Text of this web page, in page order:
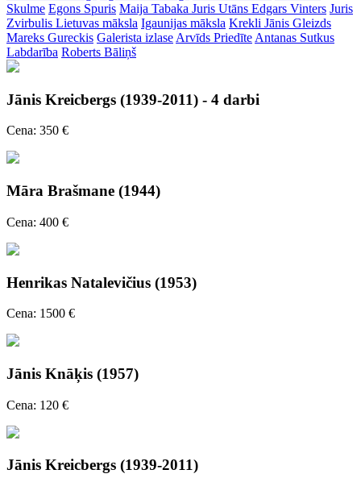
Skulme Egons Spuris Maija Tabaka Juris Utāns Edgars Vinters Juris
Zvirbulis Lietuvas māksla Igaunijas māksla Krekli Jānis Gleizds
Mareks Gureckis Galerista izlase Arvīds Priedīte Antanas Sutkus
Labdarība Roberts Bāliņš
Jānis Kreicbergs (1939-2011) - 4 darbi
Cena: 350 €
Māra Brašmane (1944)
Cena: 400 €
Henrikas Natalevičius (1953)
Cena: 1500 €
Jānis Knāķis (1957)
Cena: 120 €
Jānis Kreicbergs (1939-2011)